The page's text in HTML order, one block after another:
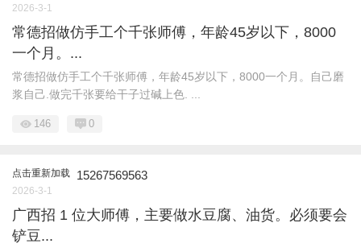
2026-3-1
常德招做仿手工个千张师傅，年龄45岁以下，8000
一个月。...
常德招做仿手工个千张师傅，年龄45岁以下，8000一个月。自己磨
浆自己.做完千张要给干子过碱上色. ...
146 0
点击重新加载 15267569563
2026-3-1
广西招 1 位大师傅，主要做水豆腐、油货。必须要会
铲豆...